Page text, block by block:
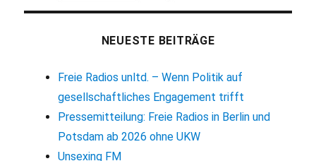
NEUESTE BEITRÄGE
Freie Radios unltd. – Wenn Politik auf
gesellschaftliches Engagement trifft
Pressemitteilung: Freie Radios in Berlin und
Potsdam ab 2026 ohne UKW
Unsexing FM